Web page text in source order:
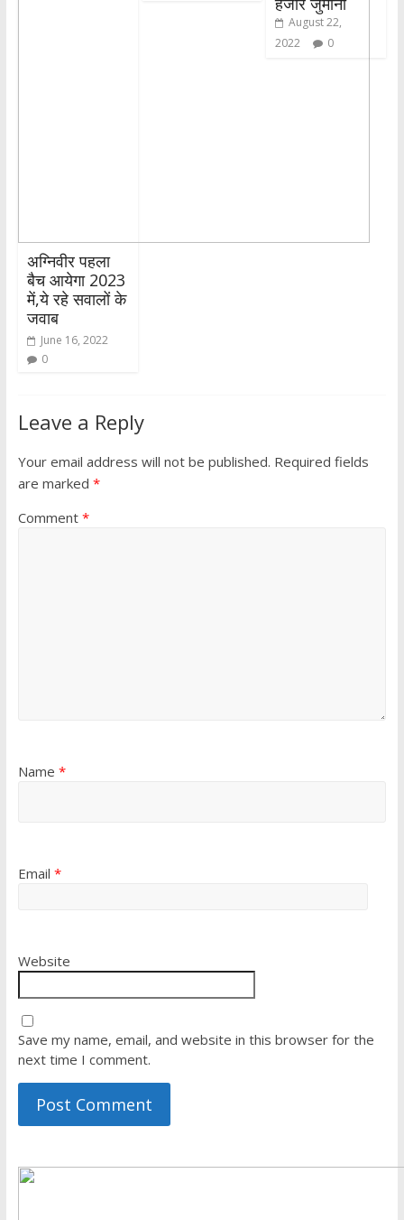
अग्निवीर पहला
बैच आयेगा 2023
में,ये रहे सवालों के
जवाब
June 16, 2022
0
August 22,
2022
0
Leave a Reply
Your email address will not be published. Required fields
are marked *
Comment *
Name *
Email *
Website
Save my name, email, and website in this browser for the
next time I comment.